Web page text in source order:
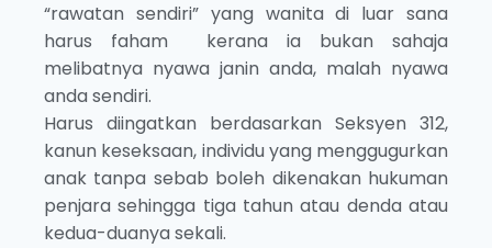
“rawatan sendiri” yang wanita di luar sana
harus faham kerana ia bukan sahaja
melibatnya nyawa janin anda, malah nyawa
anda sendiri.
Harus diingatkan berdasarkan Seksyen 312,
kanun keseksaan, individu yang menggugurkan
anak tanpa sebab boleh dikenakan hukuman
penjara sehingga tiga tahun atau denda atau
kedua-duanya sekali.